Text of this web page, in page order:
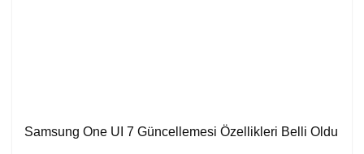
Samsung One UI 7 Güncellemesi Özellikleri Belli Oldu